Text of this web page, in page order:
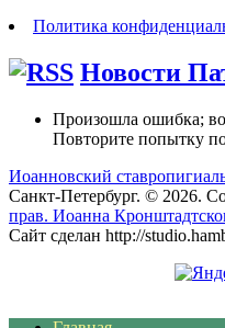
Политика
Новости
Произошла ошибка;
Повторите попытку
Иоанновский
Санкт-Петербург. © 2026.
прав. Иоанна
Сайт сделан http://